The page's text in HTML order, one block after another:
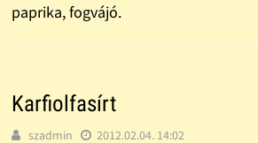
paprika, fogvájó.
Karfiolfasírt
szadmin 2012.02.04. 14:02